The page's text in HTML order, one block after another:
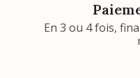
En 3 ou 4 fois,